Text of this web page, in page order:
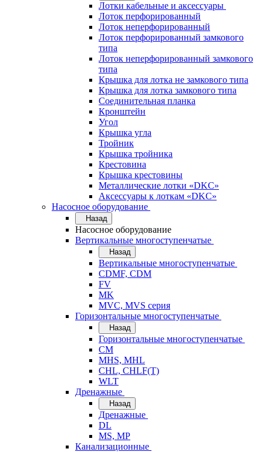
Лотки кабельные и аксессуары
Лоток перфорированный
Лоток неперфорированный
Лоток перфорированный замкового
типа
Лоток неперфорированный замкового
типа
Крышка для лотка не замкового типа
Крышка для лотка замкового типа
Соединительная планка
Кронштейн
Угол
Крышка угла
Тройник
Крышка тройника
Крестовина
Крышка крестовины
Металлические лотки «DKC»
Аксессуары к лоткам «DKC»
Насосное оборудование
Назад
Насосное оборудование
Вертикальные многоступенчатые
Назад
Вертикальные многоступенчатые
CDMF, CDM
FV
MK
MVC, MVS серия
Горизонтальные многоступенчатые
Назад
Горизонтальные многоступенчатые
CM
MHS, MHL
CHL, CHLF(T)
WLT
Дренажные
Назад
Дренажные
DL
MS, MP
Канализационные